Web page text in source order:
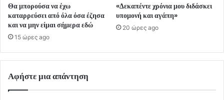
Θα μπορούσα να έχω
καταρρεύσει από όλα όσα έζησα
και να μην είμαι σήμερα εδώ
15 ώρες ago
«Δεκαπέντε χρόνια μου διδάσκει
υπομονή και αγάπη»
20 ώρες ago
Αφήστε μια απάντηση